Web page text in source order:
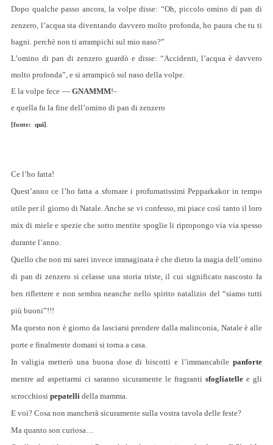
Dopo qualche passo ancora, la volpe disse: “Oh, piccolo omino di pan di
zenzero, l’acqua sta diventando davvero molto profonda, ho paura che tu ti
bagni. perchè non ti arrampichi sul mio naso?”
L’omino di pan di zenzero guardò e disse: “Accidenti, l’acqua è davvero
molto profonda”, e si arrampicò sul naso della volpe.
E la volpe fece — GNAMMM!–
e quella fu la fine dell’omino di pan di zenzero
[fonte: qui] .
Ce l’ho fatta!
Quest’anno ce l’ho fatta a sfornare i profumatissimi Pepparkakor in tempo
utile per il giorno di Natale. Anche se vi confesso, mi piace così tanto il loro
mix di miele e spezie che sotto mentite spoglie li ripropongo via via spesso
durante l’anno.
Quello che non mi sarei invece immaginata è che dietro la magia dell’omino
di pan di zenzero si celasse una storia triste, il cui significato nascosto fa
ben riflettere e non sembra neanche nello spirito natalizio del “siamo tutti
più buoni”!!!
Ma questo non è giorno da lasciarsi prendere dalla malinconia, Natale è alle
porte e finalmente domani si torna a casa.
In valigia metterò una buona dose di biscotti e l’immancabilepanforte
mentre ad aspettarmi ci saranno sicuramente le fragrantisfogliatelle e gli
scrocchiosi pepatellidella mamma.
E voi? Cosa non mancherà sicuramente sulla vostra tavola delle feste?
Ma quanto son curiosa…